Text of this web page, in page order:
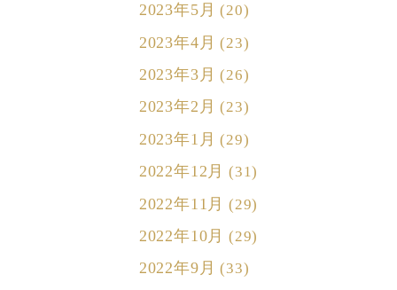
2023年5月 (20)
2023年4月 (23)
2023年3月 (26)
2023年2月 (23)
2023年1月 (29)
2022年12月 (31)
2022年11月 (29)
2022年10月 (29)
2022年9月 (33)